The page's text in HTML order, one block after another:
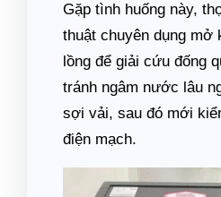
Gặp tình huống này,
thuật chuyên dụng mở
lồng để giải cứu đống
tránh ngâm nước lâu
sợi vải, sau đó mới
điện mạch.